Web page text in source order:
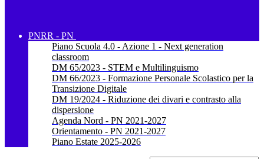
PNRR - PN
Piano Scuola 4.0 - Azione 1 - Next generation
classroom
DM 65/2023 - STEM e Multilinguismo
DM 66/2023 - Formazione Personale Scolastico per la
Transizione Digitale
DM 19/2024 - Riduzione dei divari e contrasto alla
dispersione
Agenda Nord - PN 2021-2027
Orientamento - PN 2021-2027
Piano Estate 2025-2026